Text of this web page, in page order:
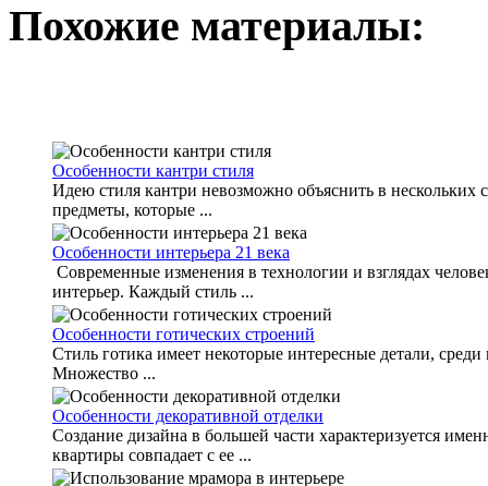
Похожие материалы:
Особенности кантри стиля
Идею стиля кантри невозможно объяснить в нескольких
предметы, которые ...
Особенности интерьера 21 века
Современные изменения в технологии и взглядах
интерьер. Каждый стиль ...
Особенности готических строений
Стиль готика имеет некоторые интересные детали,
Множество ...
Особенности декоративной отделки
Создание дизайна в большей части характеризуется
квартиры совпадает с ее ...